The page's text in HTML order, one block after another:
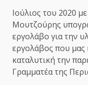
Ιούλιος του 2020
Μουτζούρης
εργολάβο για την
εργολάβος που μας
καταλυτική την
Γραμματέα της